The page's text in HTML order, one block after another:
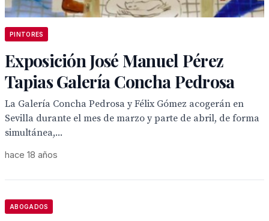
PINTORES
Exposición José Manuel Pérez
Tapias Galería Concha Pedrosa
La Galería Concha Pedrosa y Félix Gómez acogerán en
Sevilla durante el mes de marzo y parte de abril, de forma
simultánea,...
hace 18 años
ABOGADOS